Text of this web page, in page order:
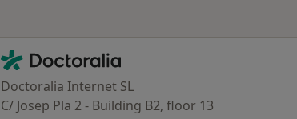
Contacto
Doctoralia - Homepage
Doctoralia Internet SL
C/ Josep Pla 2 - Building B2, floor 13